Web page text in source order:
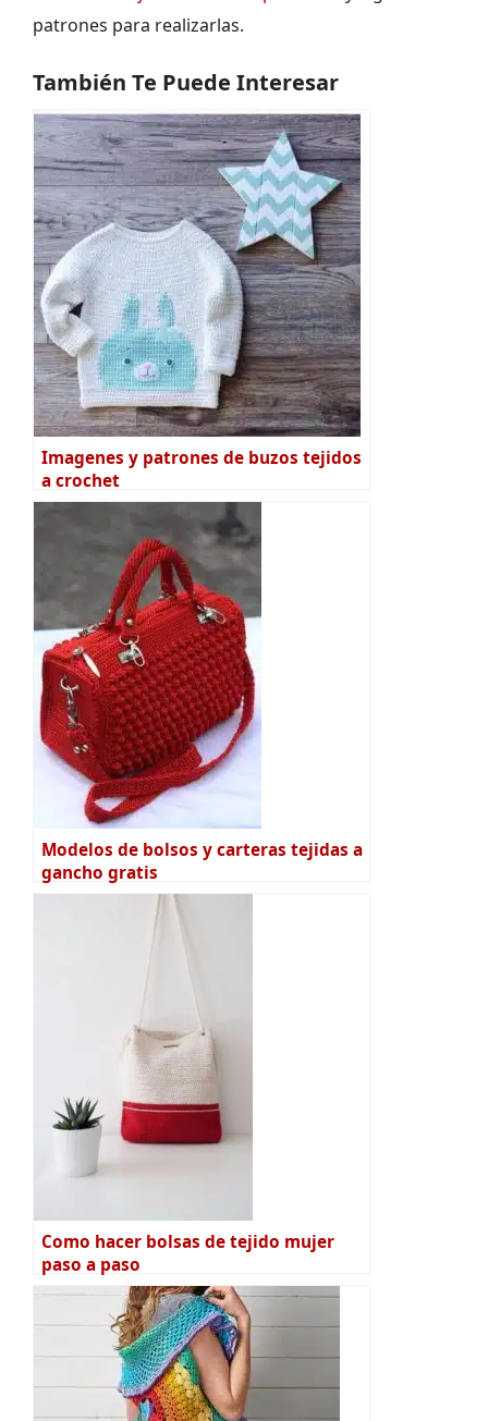
patrones para realizarlas.
También Te Puede Interesar
Imagenes y patrones de buzos tejidos
a crochet
Modelos de bolsos y carteras tejidas a
gancho gratis
Como hacer bolsas de tejido mujer
paso a paso